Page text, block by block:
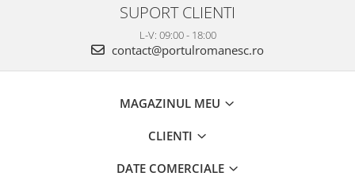
SUPORT CLIENTI
L-V: 09:00 - 18:00
contact@portulromanesc.ro
MAGAZINUL MEU
CLIENTI
DATE COMERCIALE